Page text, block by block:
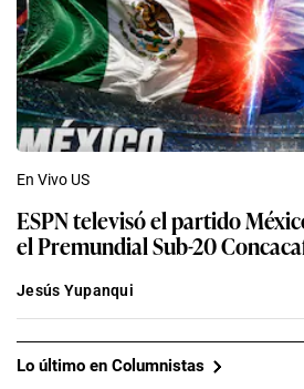
En Vivo US
ESPN televisó el partido
el Premundial Sub-20
Jesús Yupanqui
Lo último en Columnistas